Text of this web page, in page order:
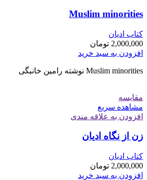
Muslim minorities
کتاب ادیان
2,000,000 تومان
افزودن به سبد خرید
Muslim minorities نوشته رامین خانبگی
مقایسه
مشاهده سریع
افزودن به علاقه مندی
زن از نگاه ادیان
کتاب ادیان
2,000,000 تومان
افزودن به سبد خرید